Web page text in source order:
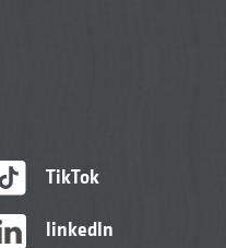
TikTok
linkedIn